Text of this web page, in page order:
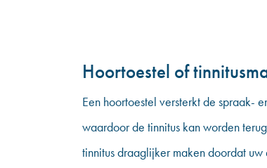
Hoortoestel of
Een hoortoestel versterkt de spraak-
waardoor de tinnitus kan worden
tinnitus draaglijker maken doordat